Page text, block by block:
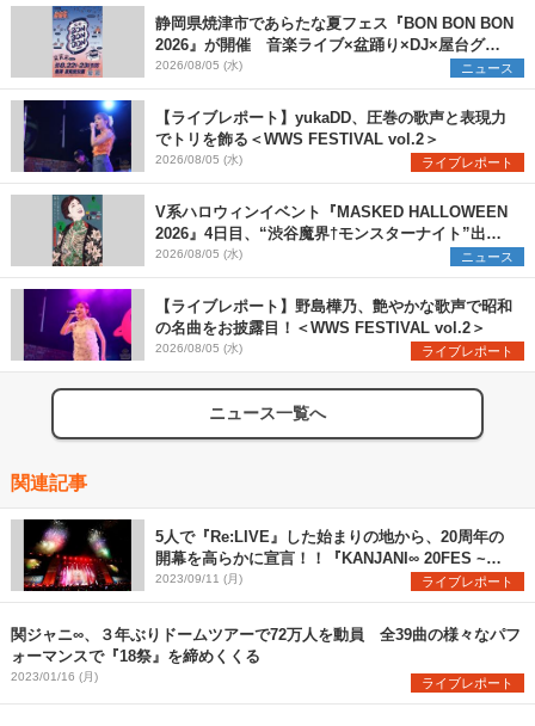
静岡県焼津市であらたな夏フェス『BON BON BON
2026』が開催 音楽ライブ×盆踊り×DJ×屋台グル
メ×ランタンナイトで彩る2日間
2026/08/05 (水) ニュース
【ライブレポート】yukaDD、圧巻の歌声と表現力
でトリを飾る＜WWS FESTIVAL vol.2＞
2026/08/05 (水) ライブレポート
V系ハロウィンイベント『MASKED HALLOWEEN
2026』4日目、“渋谷魔界†モンスターナイト”出演6
組を発表
2026/08/05 (水) ニュース
【ライブレポート】野島樺乃、艶やかな歌声で昭和
の名曲をお披露目！＜WWS FESTIVAL vol.2＞
2026/08/05 (水) ライブレポート
ニュース一覧へ
関連記事
5人で『Re:LIVE』した始まりの地から、20周年の
開幕を高らかに宣言！！『KANJANI∞ 20FES ~前
夜祭~』ライブレポート
2023/09/11 (月) ライブレポート
関ジャニ∞、３年ぶりドームツアーで72万人を動員 全39曲の様々なパフ
ォーマンスで『18祭』を締めくくる
2023/01/16 (月) ライブレポート